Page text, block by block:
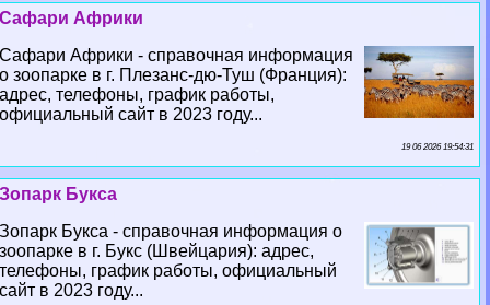
Сафари Африки
Сафари Африки - справочная информация
о зоопарке в г. Плезанс-дю-Туш (Франция):
адрес, телефоны, график работы,
официальный сайт в 2023 году...
19 06 2026 19:54:31
Зопарк Букса
Зопарк Букса - справочная информация о
зоопарке в г. Букс (Швейцария): адрес,
телефоны, график работы, официальный
сайт в 2023 году...